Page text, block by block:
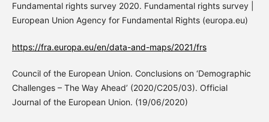
Fundamental rights survey 2020. Fundamental rights survey |
European Union Agency for Fundamental Rights (europa.eu)
https://fra.europa.eu/en/data-and-maps/2021/frs
Council of the European Union. Conclusions on ‘Demographic
Challenges – The Way Ahead’ (2020/C205/03). Official
Journal of the European Union. (19/06/2020)